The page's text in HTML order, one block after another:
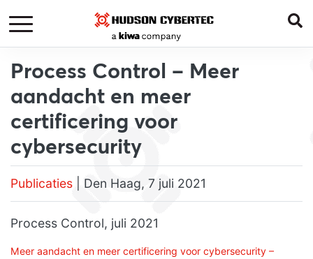
Process Control – Meer
aandacht en meer
certificering voor
cybersecurity
Publicaties | Den Haag, 7 juli 2021
Process Control, juli 2021
Meer aandacht en meer certificering voor cybersecurity –